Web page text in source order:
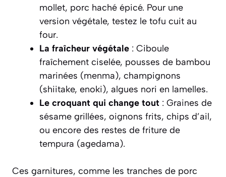
mollet, porc haché épicé. Pour une
version végétale, testez le tofu cuit au
four.
La fraîcheur végétale : Ciboule
fraîchement ciselée, pousses de bambou
marinées (menma), champignons
(shiitake, enoki), algues nori en lamelles.
Le croquant qui change tout : Graines de
sésame grillées, oignons frits, chips d’ail,
ou encore des restes de friture de
tempura (agedama).
Ces garnitures, comme les tranches de porc